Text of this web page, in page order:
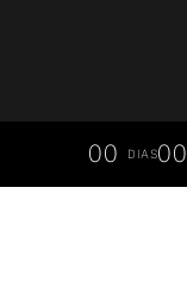
00 DIAS00